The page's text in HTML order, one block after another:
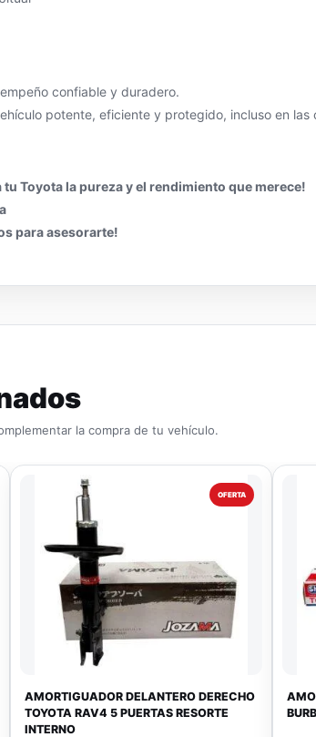
confiable y duradero.
potente, eficiente y protegido, incluso en las
Toyota la pureza y el rendimiento que merece!
para asesorarte!
la compra de tu vehículo.
OFERTA
AMORTIGUADOR DELANTERO DERECHO
TOYOTA RAV4 5 PUERTAS RESORTE
INTERNO